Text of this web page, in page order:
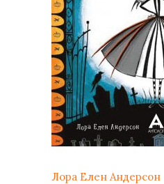
Лора Елен Андерсон